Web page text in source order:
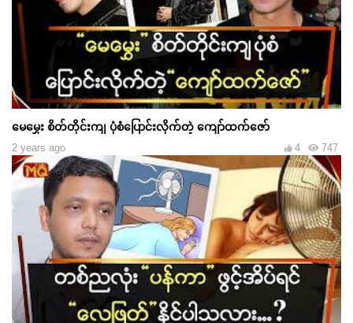
မေမွှေး စိတ်တိုင်းကျ ပုံစံပြောင်းလိုက်တဲ့ ကျော်ထက်ဇော်
2 years ago 747
4